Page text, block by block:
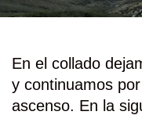
En el collado
y continuamos
ascenso. En la